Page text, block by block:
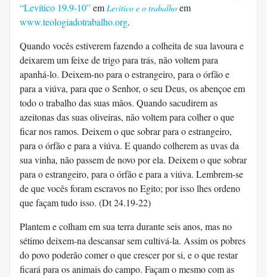
“Levítico 19.9-10”em Levítico e o trabalho em
www.teologiadotrabalho.org.
Quando vocês estiverem fazendo a colheita de sua lavoura e
deixarem um feixe de trigo para trás, não voltem para
apanhá-lo. Deixem-no para o estrangeiro, para o órfão e
para a viúva, para que o Senhor, o seu Deus, os abençoe em
todo o trabalho das suas mãos. Quando sacudirem as
azeitonas das suas oliveiras, não voltem para colher o que
ficar nos ramos. Deixem o que sobrar para o estrangeiro,
para o órfão e para a viúva. E quando colherem as uvas da
sua vinha, não passem de novo por ela. Deixem o que sobrar
para o estrangeiro, para o órfão e para a viúva. Lembrem-se
de que vocês foram escravos no Egito; por isso lhes ordeno
que façam tudo isso. (Dt 24.19-22)
Plantem e colham em sua terra durante seis anos, mas no
sétimo deixem-na descansar sem cultivá-la. Assim os pobres
do povo poderão comer o que crescer por si, e o que restar
ficará para os animais do campo. Façam o mesmo com as